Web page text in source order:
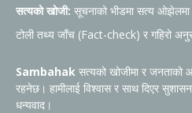
सत्यको खोजी: सूचनाको भीडमा सत्य ओझेलमा
टोली तथ्य जाँच (Fact-check) र गहिरो
Sambahak सत्यको खोजीमा र जनताको
रहनेछ। हामीलाई विश्वास र साथ दिएर
धन्यवाद।